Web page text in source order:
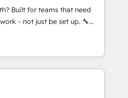
have worked with incredible
of them on our website,
Built for teams that need
- not just be set up. 🔧
migrations,
for adoption. ⚡ Highly
EMR and Custom
builds delivered in weeks, not
agents; process optimization